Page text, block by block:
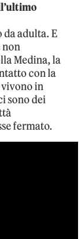
adulta. E
non
Medina, la
con la
vivono in
sono dei
fermato.